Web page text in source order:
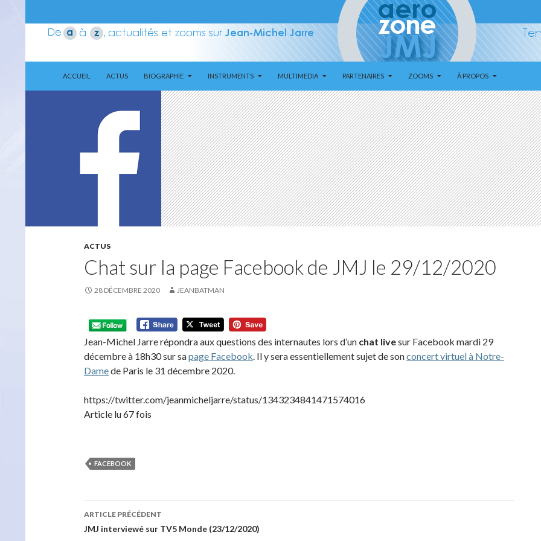
Aerozone JMJ
ACCUEIL
ACTUS BIOGRAPHIE INSTRUMENTS MULTIMEDIA PARTENAIRES ZOOMS À PROPOS
ACTUS
Chat sur la page Facebook de JMJ le 29/12/2020
28 DÉCEMBRE 2020 JEANBATMAN
Jean-Michel Jarre répondra aux questions des internautes lors d’un chat livesur Facebook mardi 29
décembre à 18h30 sur sapage Facebook. Il y sera essentiellement sujet de sonconcert virtuel à Notre-
Damede Paris le 31 décembre 2020.
https://twitter.com/jeanmicheljarre/status/1343234841471574016
Article lu 67 fois
FACEBOOK
Navigation
des
ARTICLE PRÉCÉDENT
JMJ interviewé sur TV5 Monde (23/12/2020)